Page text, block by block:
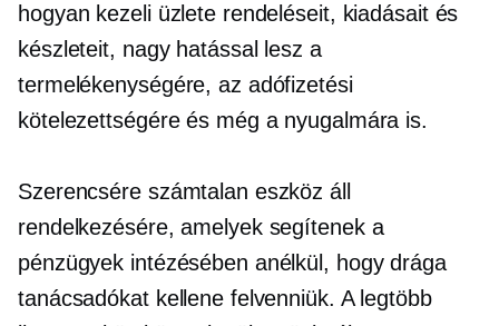
hogyan kezeli üzlete rendeléseit, kiadásait és
készleteit, nagy hatással lesz a
termelékenységére, az adófizetési
kötelezettségére és még a nyugalmára is.
Szerencsére számtalan eszköz áll
rendelkezésére, amelyek segítenek a
pénzügyek intézésében anélkül, hogy drága
tanácsadókat kellene felvenniük. A legtöbb